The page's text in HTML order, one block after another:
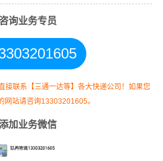
咨询业务专员
接联系【三通一达等】各大快递公司！如果您
网站请咨询13303201605。
加业务微信